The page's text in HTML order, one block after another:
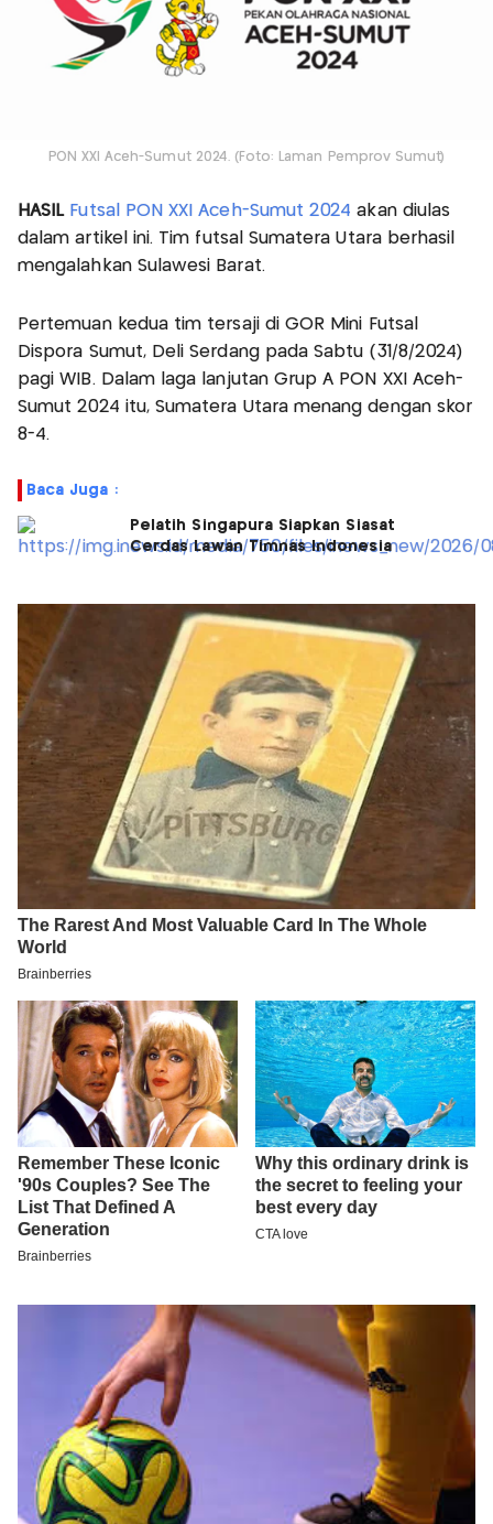
PON XXI Aceh-Sumut 2024. (Foto: Laman Pemprov Sumut)
HASIL Futsal PON XXI Aceh-Sumut 2024 akan diulas
dalam artikel ini. Tim futsal Sumatera Utara berhasil
mengalahkan Sulawesi Barat.
Pertemuan kedua tim tersaji di GOR Mini Futsal
Dispora Sumut, Deli Serdang pada Sabtu (31/8/2024)
pagi WIB. Dalam laga lanjutan Grup A PON XXI Aceh-
Sumut 2024 itu, Sumatera Utara menang dengan skor
8-4.
Baca Juga :
Pelatih Singapura Siapkan Siasat
Cerdas Lawan Timnas Indonesia